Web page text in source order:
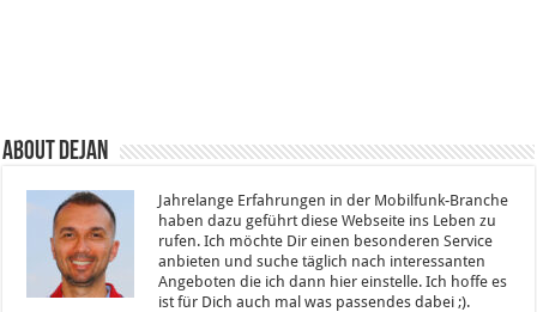
About Dejan
Jahrelange Erfahrungen in der Mobilfunk-Branche
haben dazu geführt diese Webseite ins Leben zu
rufen. Ich möchte Dir einen besonderen Service
anbieten und suche täglich nach interessanten
Angeboten die ich dann hier einstelle. Ich hoffe es
ist für Dich auch mal was passendes dabei ;).